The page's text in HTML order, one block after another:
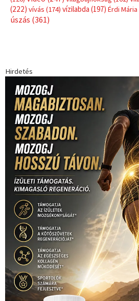
Címkék
(181)Jégkorong(148)kajakkenu(138)
kosárlabda(166)
labdarúgóválogatott(148)Mercedes
Dakar Team(132)Rali Világbajnokság (122)
2016(373)sport Sportime
(316) Szalay Balázs(126) tenisz(416)
(126)Video(247)világbajnokság (162)
(222) vívás(174) (197) Érdi Mária
úszás(361)
Hirdetés